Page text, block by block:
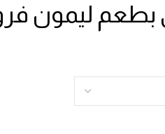
ليمون فروت 20